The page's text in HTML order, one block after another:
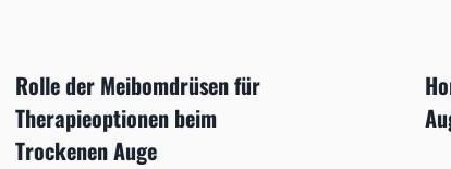
Rolle der Meibomdrüsen für
Therapieoptionen beim
Trockenen Auge